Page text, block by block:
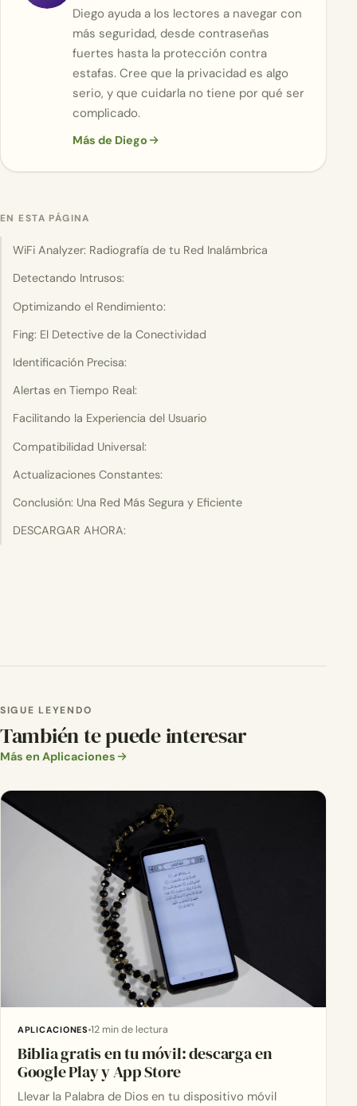
Diego ayuda a los lectores a navegar con
más seguridad, desde contraseñas
fuertes hasta la protección contra
estafas. Cree que la privacidad es algo
serio, y que cuidarla no tiene por qué ser
complicado.
Más de Diego
EN ESTA PÁGINA
WiFi Analyzer: Radiografía de tu Red Inalámbrica
Detectando Intrusos:
Optimizando el Rendimiento:
Fing: El Detective de la Conectividad
Identificación Precisa:
Alertas en Tiempo Real:
Facilitando la Experiencia del Usuario
Compatibilidad Universal:
Actualizaciones Constantes:
Conclusión: Una Red Más Segura y Eficiente
DESCARGAR AHORA:
SIGUE LEYENDO
También te puede interesar
Más en Aplicaciones
APLICACIONES 12 min de lectura
Biblia gratis en tu móvil: descarga en
Google Play y App Store
Llevar la Palabra de Dios en tu dispositivo móvil